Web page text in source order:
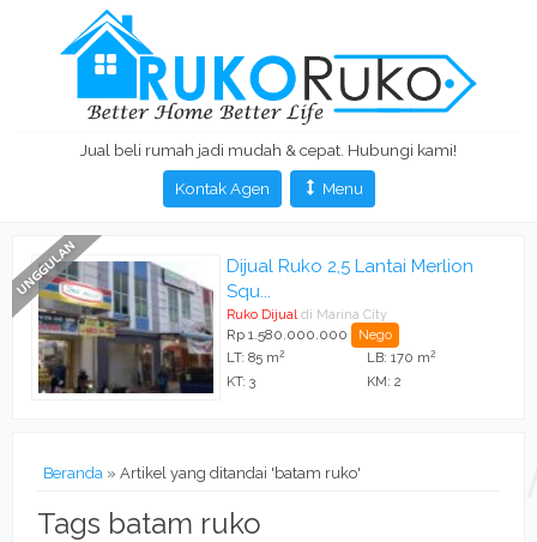
Jual beli rumah jadi mudah & cepat. Hubungi kami!
Kontak Agen
Menu
Dijual Ruko 2,5 Lantai Merlion
Squ...
Ruko Dijual di Marina City
Rp 1.580.000.000 Nego
LT: 85 m2 LB: 170 m2
KT: 3 KM: 2
Beranda » Artikel yang ditandai 'batam ruko'
Tags batam ruko